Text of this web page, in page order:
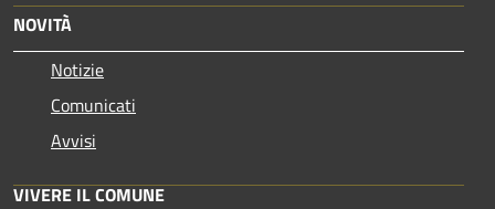
NOVITÀ
Notizie
Comunicati
Avvisi
VIVERE IL COMUNE